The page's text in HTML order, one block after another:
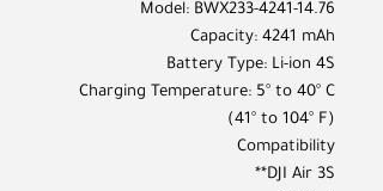
Model: BWX233-4241-14.76
Capacity: 4241 mAh
Battery Type: Li-ion 4S
Charging Temperature: 5° to 40° C
(41° to 104° F)
Compatibility
DJI Air 3S**